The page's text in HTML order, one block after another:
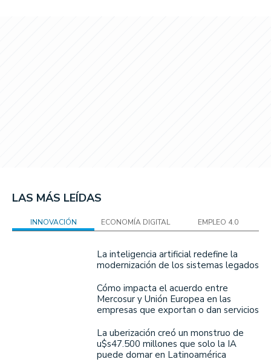
LAS MÁS LEÍDAS
INNOVACIÓN ECONOMÍA DIGITAL EMPLEO 4.0
La inteligencia artificial redefine la
modernización de los sistemas legados
Cómo impacta el acuerdo entre
Mercosur y Unión Europea en las
empresas que exportan o dan servicios
La uberización creó un monstruo de
u$s47.500 millones que solo la IA
puede domar en Latinoamérica